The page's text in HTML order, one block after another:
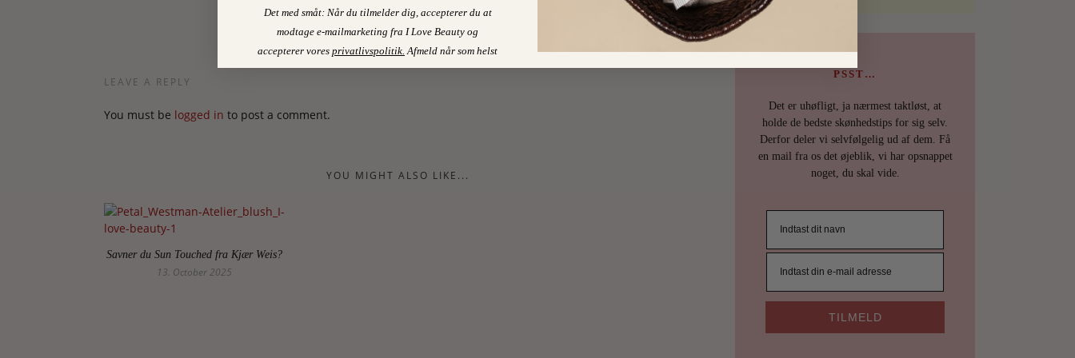
NO COMMENTS
LEAVE A REPLY
You must be logged in to post a comment.
YOU MIGHT ALSO LIKE...
Savner du Sun Touched fra Kjær Weis?
13. October 2025
PSST…
Det er uhøfligt, ja nærmest taktløst, at
holde de bedste skønhedstips for sig selv.
Derfor deler vi selvfølgelig ud af dem. Få
en mail fra os det øjeblik, vi har opsnappet
noget, du skal vide.
TILMELD
Det med småt: Når du tilmelder dig, accepterer du at
modtage e-mailmarketing fra I Love Beauty og
accepterer vores privatlivspolitik Afmeld når som helst